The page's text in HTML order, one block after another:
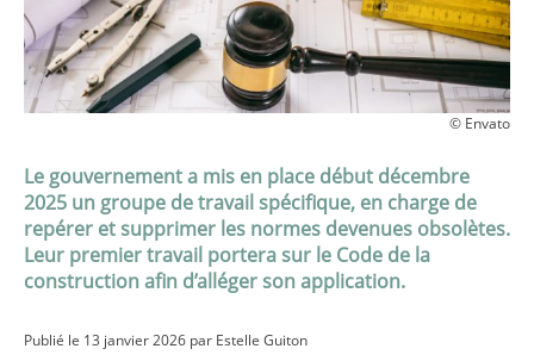
© Envato
Le gouvernement a mis en place début décembre
2025 un groupe de travail spécifique, en charge de
repérer et supprimer les normes devenues obsolètes.
Leur premier travail portera sur le Code de la
construction afin d’alléger son application.
Publié le 13 janvier 2026 par Estelle Guiton